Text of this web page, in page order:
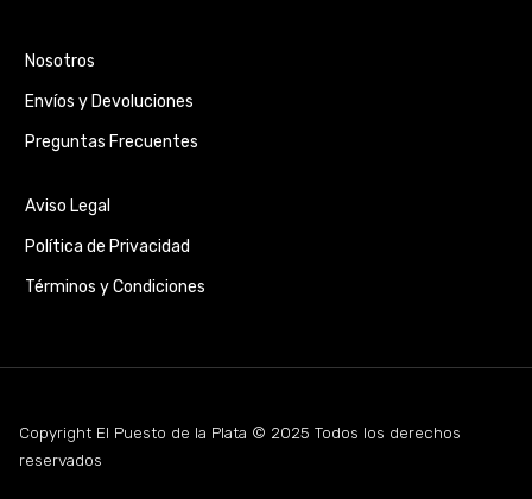
Nosotros
Envíos y Devoluciones
Preguntas Frecuentes
Aviso Legal
Política de Privacidad
Términos y Condiciones
Copyright El Puesto de la Plata © 2025 Todos los derechos
reservados